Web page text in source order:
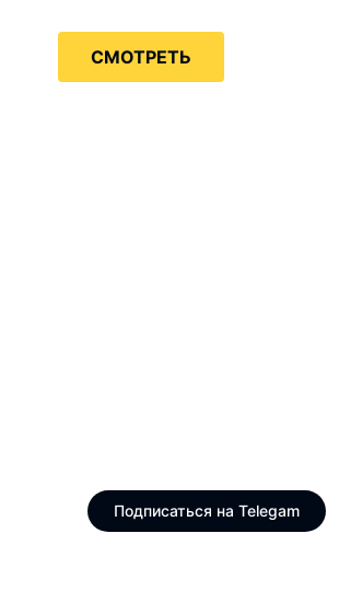
СМОТРЕТЬ
Подписаться на Telegam